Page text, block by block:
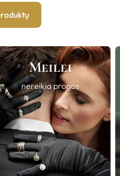
Meilei
nereikia progos